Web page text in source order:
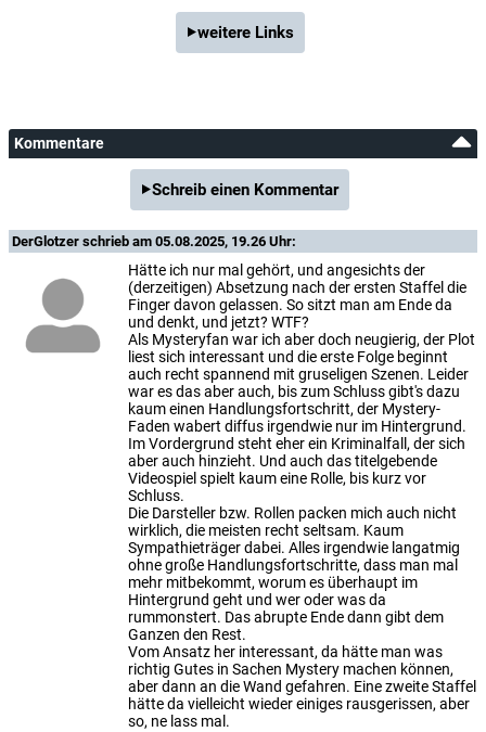
weitere Links
Kommentare
Schreib einen Kommentar
DerGlotzer schrieb am 05.08.2025, 19.26 Uhr:
Hätte ich nur mal gehört, und angesichts der
(derzeitigen) Absetzung nach der ersten Staffel die
Finger davon gelassen. So sitzt man am Ende da
und denkt, und jetzt? WTF?
Als Mysteryfan war ich aber doch neugierig, der Plot
liest sich interessant und die erste Folge beginnt
auch recht spannend mit gruseligen Szenen. Leider
war es das aber auch, bis zum Schluss gibt's dazu
kaum einen Handlungsfortschritt, der Mystery-
Faden wabert diffus irgendwie nur im Hintergrund.
Im Vordergrund steht eher ein Kriminalfall, der sich
aber auch hinzieht. Und auch das titelgebende
Videospiel spielt kaum eine Rolle, bis kurz vor
Schluss.
Die Darsteller bzw. Rollen packen mich auch nicht
wirklich, die meisten recht seltsam. Kaum
Sympathieträger dabei. Alles irgendwie langatmig
ohne große Handlungsfortschritte, dass man mal
mehr mitbekommt, worum es überhaupt im
Hintergrund geht und wer oder was da
rummonstert. Das abrupte Ende dann gibt dem
Ganzen den Rest.
Vom Ansatz her interessant, da hätte man was
richtig Gutes in Sachen Mystery machen können,
aber dann an die Wand gefahren. Eine zweite Staffel
hätte da vielleicht wieder einiges rausgerissen, aber
so, ne lass mal.